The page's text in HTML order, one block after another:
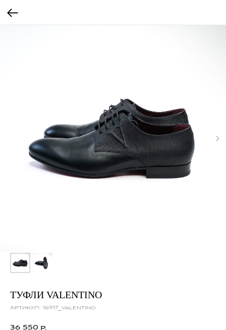
ТУФЛИ VALENTINO
Артикул: 16917_valentino
36 550 р.